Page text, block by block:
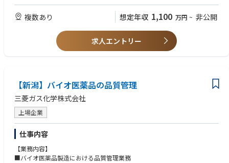
報開示推進
- 全社CNロードマップの進捗管理および推進
【CNロードマップ】
・2030年度：再生可能エネルギー100％達成
・2035年度：工場CN達成（Scope1・2排出ゼロ）
【配属先】カーボンニュートラル推進室（14名）
- 室長（専任）1名
- メンバー（兼任）13名
各工場・技術部門のキーパーソンが参画しており、部門横断で連携しなが
らスピーディーにプロジェクトを推進できる環境です。
複数あり 想定年収 1,100 万円 ~ 非公開
求人エントリー
【新潟】バイオ医薬品の品質管理
三菱ガス化学株式会社
上場企業
仕事内容
【業務内容】
■バイオ医薬品製造における品質管理業務